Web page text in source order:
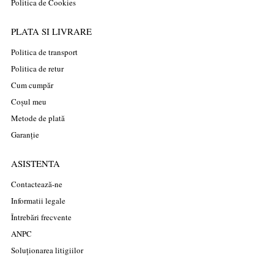
Politica de Cookies
PLATA SI LIVRARE
Politica de transport
Politica de retur
Cum cumpăr
Coșul meu
Metode de plată
Garanție
ASISTENTA
Contactează-ne
Informatii legale
Întrebări frecvente
ANPC
Soluționarea litigiilor